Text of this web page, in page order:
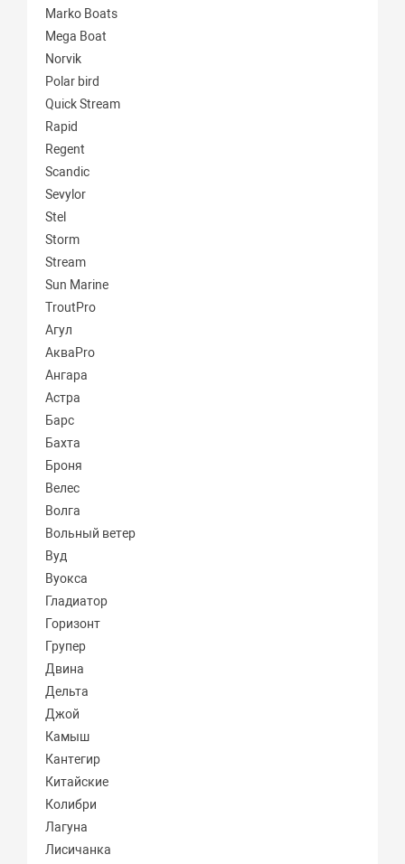
Marko Boats
Mega Boat
Norvik
Polar bird
Quick Stream
Rapid
Regent
Scandic
Sevylor
Stel
Storm
Stream
Sun Marine
TroutPro
Агул
АкваPro
Ангара
Астра
Барс
Бахта
Броня
Велес
Волга
Вольный ветер
Вуд
Вуокса
Гладиатор
Горизонт
Групер
Двина
Дельта
Джой
Камыш
Кантегир
Китайские
Колибри
Лагуна
Лисичанка